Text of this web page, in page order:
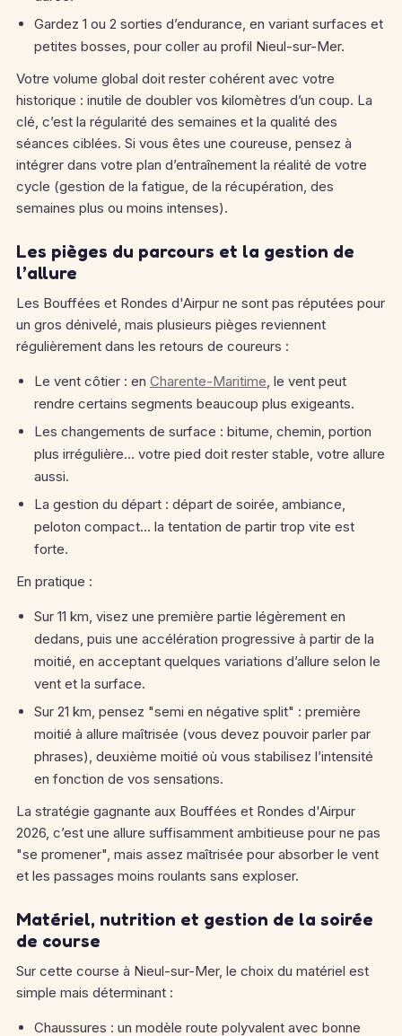
Gardez 1 ou 2 sorties d’endurance, en variant surfaces et
petites bosses, pour coller au profil Nieul-sur-Mer.
Votre volume global doit rester cohérent avec votre
historique : inutile de doubler vos kilomètres d’un coup. La
clé, c’est la régularité des semaines et la qualité des
séances ciblées. Si vous êtes une coureuse, pensez à
intégrer dans votre plan d’entraînement la réalité de votre
cycle (gestion de la fatigue, de la récupération, des
semaines plus ou moins intenses).
Les pièges du parcours et la gestion de
l’allure
Les Bouffées et Rondes d'Airpur ne sont pas réputées pour
un gros dénivelé, mais plusieurs pièges reviennent
régulièrement dans les retours de coureurs :
Le vent côtier : en Charente-Maritime, le vent peut
rendre certains segments beaucoup plus exigeants.
Les changements de surface : bitume, chemin, portion
plus irrégulière… votre pied doit rester stable, votre allure
aussi.
La gestion du départ : départ de soirée, ambiance,
peloton compact… la tentation de partir trop vite est
forte.
En pratique :
Sur 11 km, visez une première partie légèrement en
dedans, puis une accélération progressive à partir de la
moitié, en acceptant quelques variations d’allure selon le
vent et la surface.
Sur 21 km, pensez "semi en négative split" : première
moitié à allure maîtrisée (vous devez pouvoir parler par
phrases), deuxième moitié où vous stabilisez l’intensité
en fonction de vos sensations.
La stratégie gagnante aux Bouffées et Rondes d'Airpur
2026, c’est une allure suffisamment ambitieuse pour ne pas
"se promener", mais assez maîtrisée pour absorber le vent
et les passages moins roulants sans exploser.
Matériel, nutrition et gestion de la soirée
de course
Sur cette course à Nieul-sur-Mer, le choix du matériel est
simple mais déterminant :
Chaussures : un modèle route polyvalent avec bonne